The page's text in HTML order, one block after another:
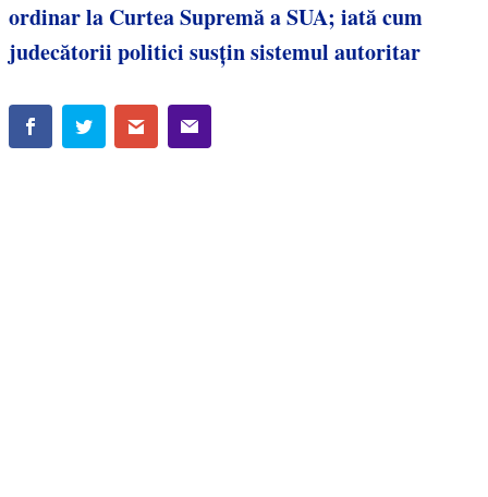
ordinar la Curtea Supremă a SUA; iată cum
judecătorii politici susțin sistemul autoritar